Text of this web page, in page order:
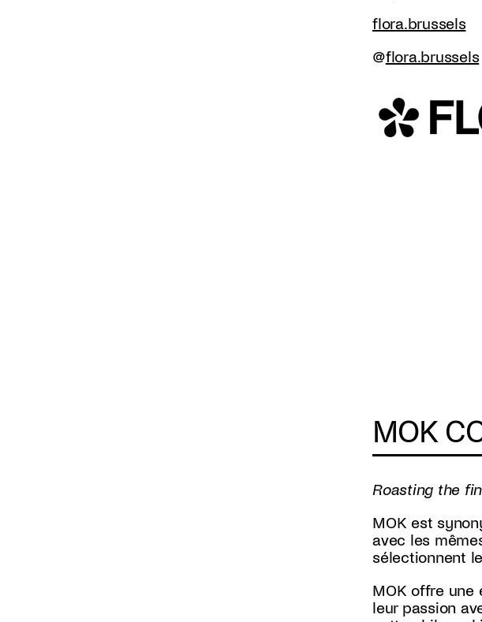
flora.brussels
@flora.brussels
MOK
Roasting the
MOK est
avec les
sélectionnent
MOK offre une
leur passion